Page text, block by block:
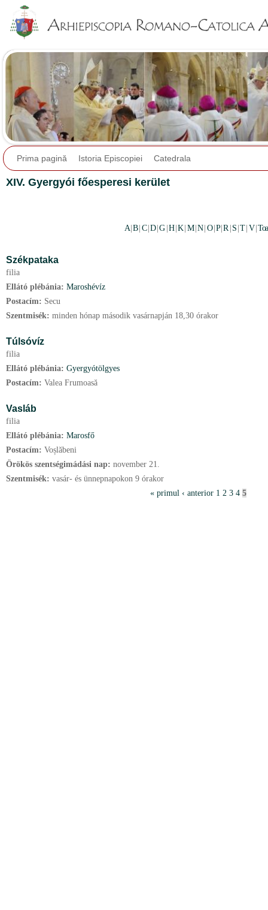
Prima pagină Istoria Episcopiei Catedrala
XIV. Gyergyói főesperesi kerület
A|B C D |G H |K M |N O P |R S |T V |
Székpataka
filia
Ellátó plébánia: Maroshévíz
Postacím: Secu
Szentmisék: minden hónap második vasárnapján 18,30 órakor
Túlsóvíz
filia
Ellátó plébánia: Gyergyótölgyes
Postacím: Valea Frumoasă
Vasláb
filia
Ellátó plébánia: Marosfő
Postacím: Voșlăbeni
Örökös szentségimádási nap: november 21.
Szentmisék: vasár- és ünnepnapokon 9 órakor
« primul ‹ anterior 1 2 3 4 5